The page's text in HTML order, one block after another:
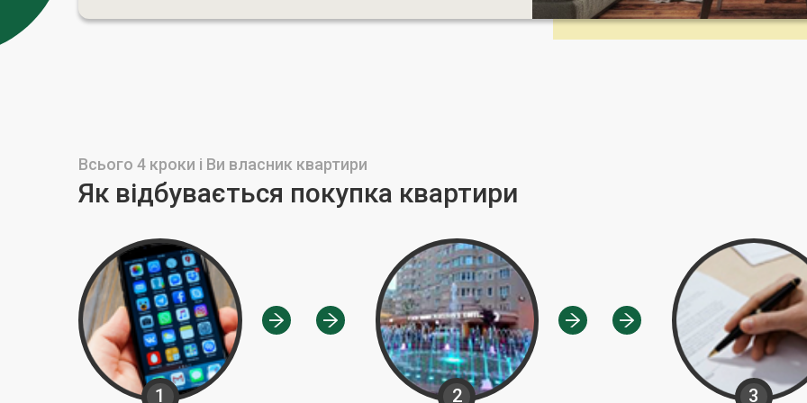
Всього 4 кроки і Ви власник квартири
Як відбувається покупка квартири
1 2 3